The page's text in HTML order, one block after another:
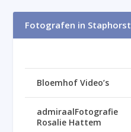
Fotografen in Staphorst
Bloemhof Video’s
admiraalFotografie
Rosalie Hattem